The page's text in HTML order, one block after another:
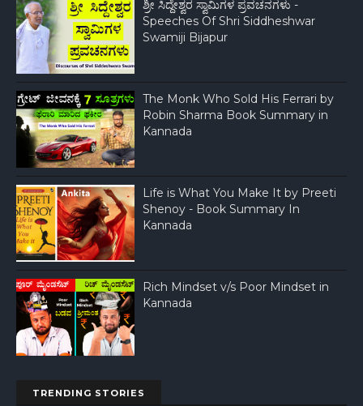
ಶ್ರೀ ಸಿದ್ದೇಶ್ವರ ಸ್ವಾಮಿಗಳ ಪ್ರವಚನಗಳು -
Speeches Of Shri Siddheshwar
Swamiji Bijapur
The Monk Who Sold His Ferrari by
Robin Sharma Book Summary in
Kannada
Life is What You Make It by Preeti
Shenoy - Book Summary In
Kannada
Rich Mindset v/s Poor Mindset in
Kannada
TRENDING STORIES